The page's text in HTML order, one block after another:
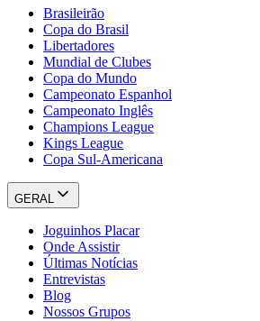
Brasileirão
Copa do Brasil
Libertadores
Mundial de Clubes
Copa do Mundo
Campeonato Espanhol
Campeonato Inglês
Champions League
Kings League
Copa Sul-Americana
GERAL
Joguinhos Placar
Onde Assistir
Últimas Notícias
Entrevistas
Blog
Nossos Grupos